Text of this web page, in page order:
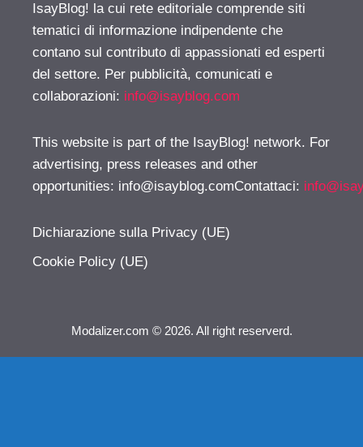
IsayBlog! la cui rete editoriale comprende siti
tematici di informazione indipendente che
contano sul contributo di appassionati ed esperti
del settore. Per pubblicità, comunicati e
collaborazioni: info@isayblog.com
This website is part of the IsayBlog! network. For
advertising, press releases and other
opportunities: info@isayblog.comContattaci:
Dichiarazione sulla Privacy (UE)
Cookie Policy (UE)
Modalizer.com © 2026. All right reserverd.